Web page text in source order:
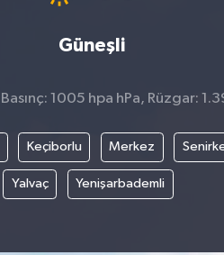
Güneşli
1005 hpa hPa, Rüzgar:
Keçiborlu Merkez
Yalvaç Yenişarbademli